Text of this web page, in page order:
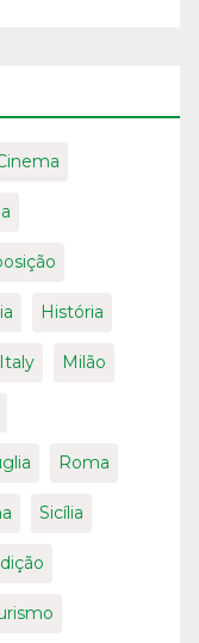
História
Milão
Roma
Sicília